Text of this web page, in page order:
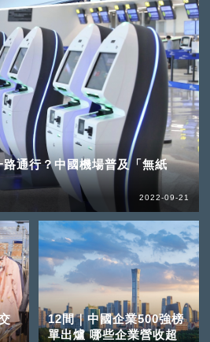
通行？中國機場普及「無紙
2022-09-21
12間｜中國企業500強榜
單出爐 哪些企業營收超